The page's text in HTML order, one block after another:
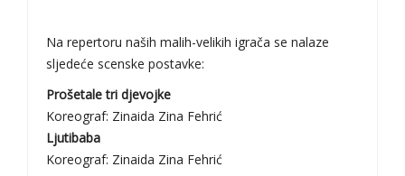
Na repertoru naših malih-velikih igrača se nalaze
sljedeće scenske postavke:
Prošetale tri djevojke
Koreograf: Zinaida Zina Fehrić
Ljutibaba
Koreograf: Zinaida Zina Fehrić